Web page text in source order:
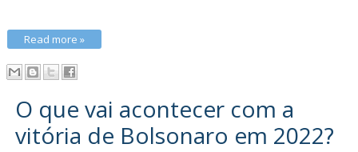
Read more »
O que vai acontecer com a
vitória de Bolsonaro em 2022?